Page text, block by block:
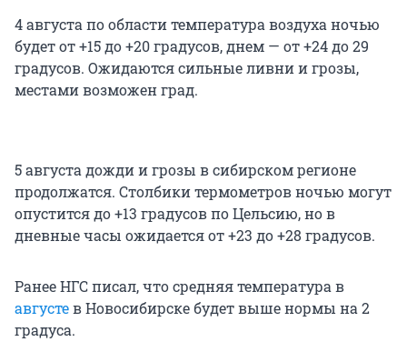
4 августа по области температура воздуха ночью
будет от +15 до +20 градусов, днем — от +24 до 29
градусов. Ожидаются сильные ливни и грозы,
местами возможен град.
5 августа дожди и грозы в сибирском регионе
продолжатся. Столбики термометров ночью могут
опустится до +13 градусов по Цельсию, но в
дневные часы ожидается от +23 до +28 градусов.
Ранее НГС писал, что средняя температура в
августев Новосибирске будет выше нормы на 2
градуса.